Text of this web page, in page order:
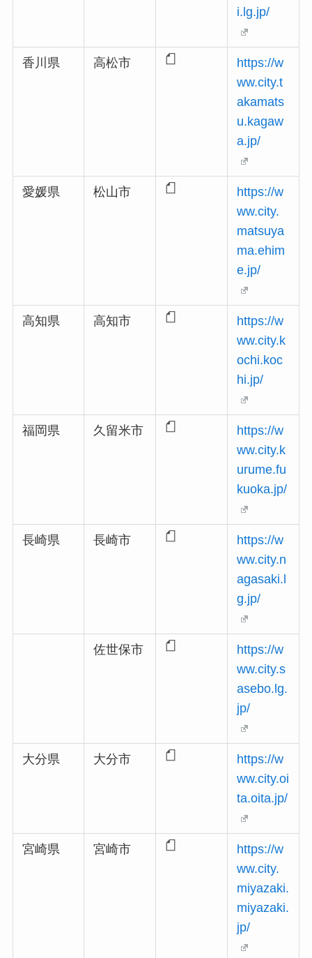
i.lg.jp/
香川県 高松市
https://w
ww.city.t
akamats
u.kagaw
a.jp/
愛媛県 松山市
https://w
ww.city.
matsuya
ma.ehim
e.jp/
高知県 高知市
https://w
ww.city.k
ochi.koc
hi.jp/
福岡県 久留米市
https://w
ww.city.k
urume.fu
kuoka.jp/
長崎県 長崎市
https://w
ww.city.n
agasaki.l
g.jp/
佐世保市
https://w
ww.city.s
asebo.lg.
jp/
大分県 大分市
https://w
ww.city.oi
ta.oita.jp/
宮崎県 宮崎市
https://w
ww.city.
miyazaki.
miyazaki.
jp/